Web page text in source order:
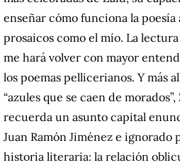
enseñar cómo funciona la
prosaicos como el mío. La
me hará volver con mayor
los poemas pellicerianos. Y más
“azules que se caen de morados”,
recuerda un asunto capital
Juan Ramón Jiménez e ignorado
historia literaria: la relación